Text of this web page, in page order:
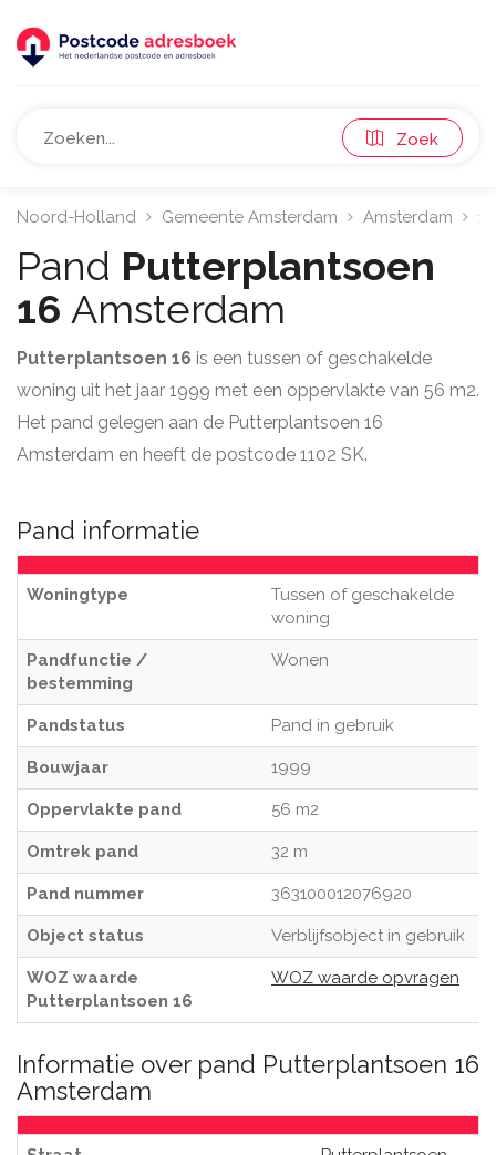
Zoek
Noord-Holland Gemeente Amsterdam Amsterdam
Pand Putterplantsoen
16 Amsterdam
Putterplantsoen 16 is een tussen of geschakelde
woning uit het jaar 1999 met een oppervlakte van 56 m2.
Het pand gelegen aan de Putterplantsoen 16
Amsterdam en heeft de postcode 1102 SK.
Pand informatie
Woningtype
Tussen of geschakelde
woning
Pandfunctie /
bestemming
Wonen
Pandstatus Pand in gebruik
Bouwjaar 1999
Oppervlakte pand 56 m2
Omtrek pand 32 m
Pand nummer 363100012076920
Object status Verblijfsobject in gebruik
WOZ waarde
Putterplantsoen 16
WOZ waarde opvragen
Informatie over pand Putterplantsoen 16
Amsterdam